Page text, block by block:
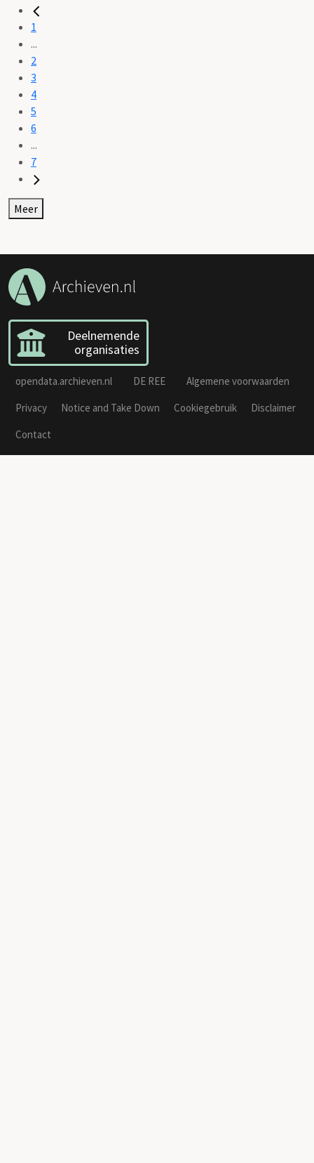
1
...
2
3
4
5
6
...
7
Meer
Deelnemende
organisaties
opendata.archieven.nl DE REE
Algemene voorwaarden
Privacy
Notice and Take Down Cookiegebruik
Disclaimer
Contact